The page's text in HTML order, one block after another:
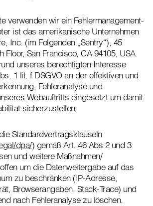
verwenden wir ein Fehlermanagement-
ist das amerikanische Unternehmen
Inc. (im Folgenden „Sentry“), 45
Floor, San Francisco, CA 94105, USA.
unseres berechtigten Interesse
1 lit. f DSGVO an der effektiven und
Fehleranalyse und
Webauftritts eingesetzt um damit
sicherzustellen.
Standardvertragsklauseln
dpa/) gemäß Art. 46 Abs 2 und 3
und weitere Maßnahmen/
um die Datenweitergabe auf das
zu beschränken (IP-Adresse,
Browserangaben, Stack-Trace) und
nach Fehleranalyse zu löschen.